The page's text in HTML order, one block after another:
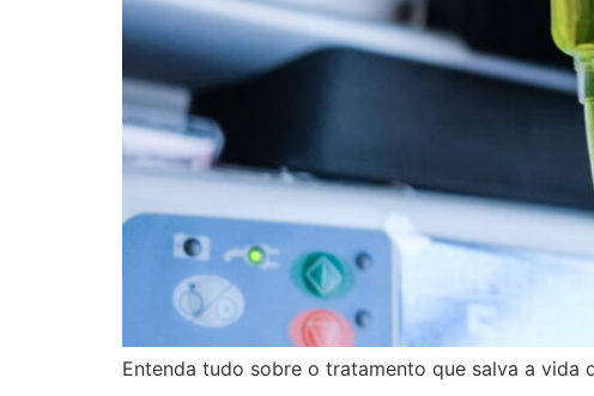
Entenda tudo sobre o tratamento que salva a vida